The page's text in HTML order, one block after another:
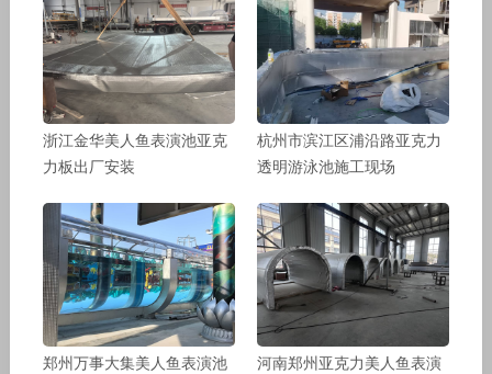
浙江金华美人鱼表演池亚克
力板出厂安装
杭州市滨江区浦沿路亚克力
透明游泳池施工现场
郑州万事大集美人鱼表演池
河南郑州亚克力美人鱼表演